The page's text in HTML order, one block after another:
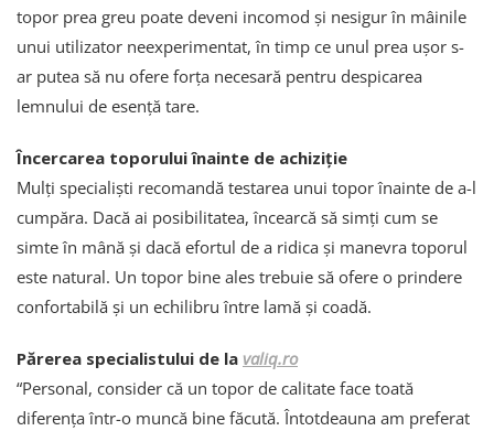
topor prea greu poate deveni incomod și nesigur în mâinile
unui utilizator neexperimentat, în timp ce unul prea ușor s-
ar putea să nu ofere forța necesară pentru despicarea
lemnului de esență tare.
Încercarea toporului înainte de achiziție
Mulți specialiști recomandă testarea unui topor înainte de a-l
cumpăra. Dacă ai posibilitatea, încearcă să simți cum se
simte în mână și dacă efortul de a ridica și manevra toporul
este natural. Un topor bine ales trebuie să ofere o prindere
confortabilă și un echilibru între lamă și coadă.
Părerea specialistului de la valiq.ro
“Personal, consider că un topor de calitate face toată
diferența într-o muncă bine făcută. Întotdeauna am preferat